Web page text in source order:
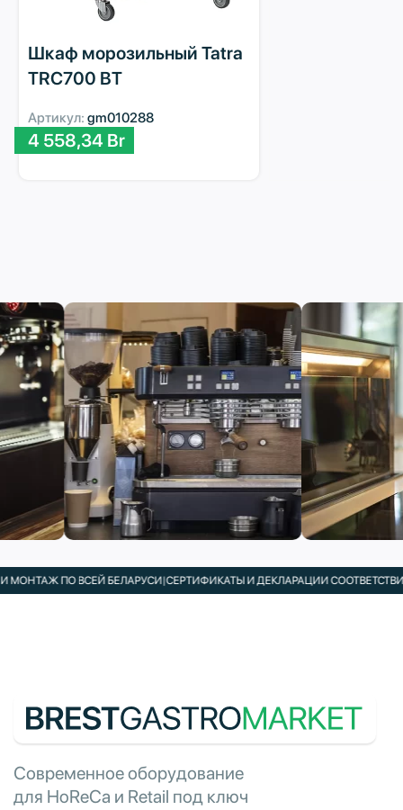
Шкаф морозильный Tatra
TRC700 BT
Артикул: gm010288
4 558,34 Br
ПО ВСЕЙ БЕЛАРУСИ|СЕРТИФИКАТЫ И ДЕКЛАРАЦИИ СООТВЕТСТВИЯ В
Современное оборудование
для HoReCa и Retail под ключ